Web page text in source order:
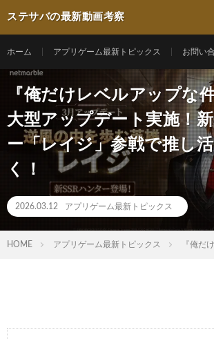
ステサバの最新動画考察
ホーム アプリゲーム最新トピックス お問い
『俺だけレベルアップな件
大型アップデート実施！新
ー「レイジ」参戦で推し
く！
2026.03.12 アプリゲーム最新トピックス
HOME アプリゲーム最新トピックス 『俺だ